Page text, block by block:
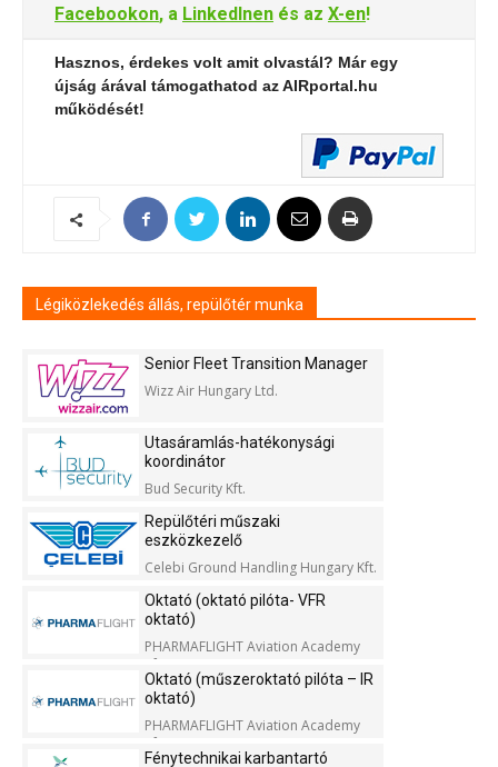
Facebookon, a LinkedInen és az X-en!
Hasznos, érdekes volt amit olvastál? Már egy
újság árával támogathatod az AIRportal.hu
működését!
Légiközlekedés állás, repülőtér munka
Senior Fleet Transition Manager
Wizz Air Hungary Ltd.
Utasáramlás-hatékonysági
koordinátor
Bud Security Kft.
Repülőtéri műszaki
eszközkezelő
Celebi Ground Handling Hungary Kft.
Oktató (oktató pilóta- VFR
oktató)
PHARMAFLIGHT Aviation Academy
Kft.
Oktató (műszeroktató pilóta – IR
oktató)
PHARMAFLIGHT Aviation Academy
Kft.
Fénytechnikai karbantartó